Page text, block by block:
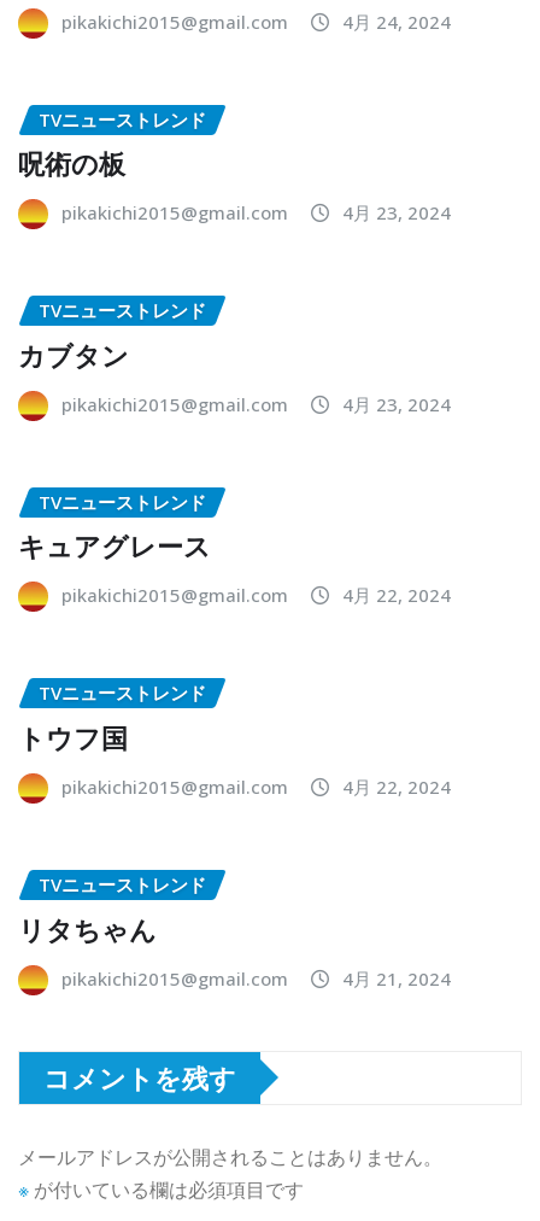
pikakichi2015@gmail.com 4月 24, 2024
TVニューストレンド
呪術の板
pikakichi2015@gmail.com 4月 23, 2024
TVニューストレンド
カブタン
pikakichi2015@gmail.com 4月 23, 2024
TVニューストレンド
キュアグレース
pikakichi2015@gmail.com 4月 22, 2024
TVニューストレンド
トウフ国
pikakichi2015@gmail.com 4月 22, 2024
TVニューストレンド
リタちゃん
pikakichi2015@gmail.com 4月 21, 2024
コメントを残す
メールアドレスが公開されることはありません。
※ が付いている欄は必須項目です